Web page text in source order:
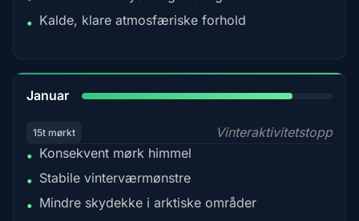
• Kalde, klare atmosfæriske forhold
Januar
15t mørkt
Vinteraktivitetstopp
• Konsekvent mørk himmel
• Stabile vinterværmønstre
• Mindre skydekke i arktiske områder